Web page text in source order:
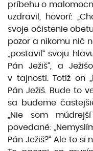
príbehu o
uzdravil, hovorí:
svoje očistenie
pozor a nikomu nič
„postavil“ svoju
Pán Ježiš“, a
v tajnosti. Totiž on
Pán Ježiš. Bude to
sa budeme
„Nie som
povedané:
Pán Ježiš?“ Ale to